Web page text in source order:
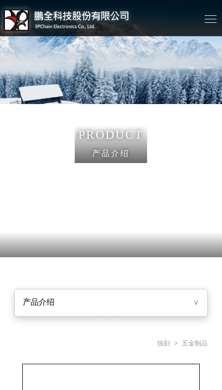
PRODUCT
产品介绍
产品介绍 ∨
蚀刻 > 五金制品